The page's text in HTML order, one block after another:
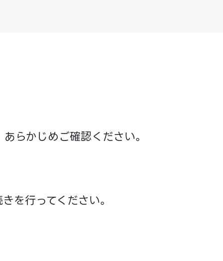
らかじめご確認ください。
を行ってください。